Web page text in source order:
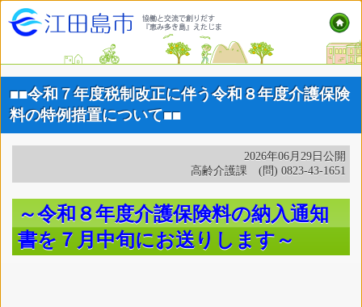
■■令和７年度税制改正に伴う令和８年度介護保険
料の特例措置について■■
2026年06月29日公開
高齢介護課 (問) 0823-43-1651
～令和８年度介護保険料の納入通知
書を７月中旬にお送りします～